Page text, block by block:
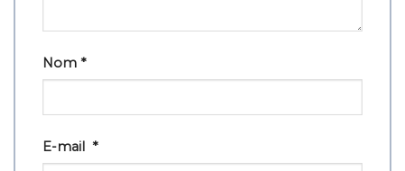
Nom *
E-mail *